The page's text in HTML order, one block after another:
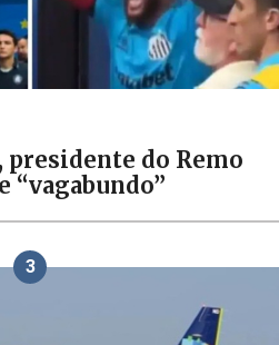
presidente do Remo
“vagabundo”
3